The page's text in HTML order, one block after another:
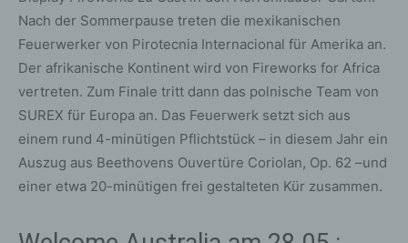
Nach der Sommerpause treten die mexikanischen
Feuerwerker von Pirotecnia Internacional für Amerika an.
Der afrikanische Kontinent wird von Fireworks for Africa
vertreten. Zum Finale tritt dann das polnische Team von
SUREX für Europa an. Das Feuerwerk setzt sich aus
einem rund 4-minütigen Pflichtstück – in diesem Jahr ein
Auszug aus Beethovens Ouvertüre Coriolan, Op. 62 –und
einer etwa 20-minütigen frei gestalteten Kür zusammen.